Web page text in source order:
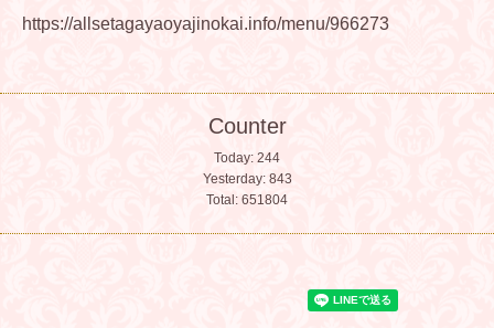
https://allsetagayaoyajinokai.info/menu/966273
Counter
Today: 244
Yesterday: 843
Total: 651804